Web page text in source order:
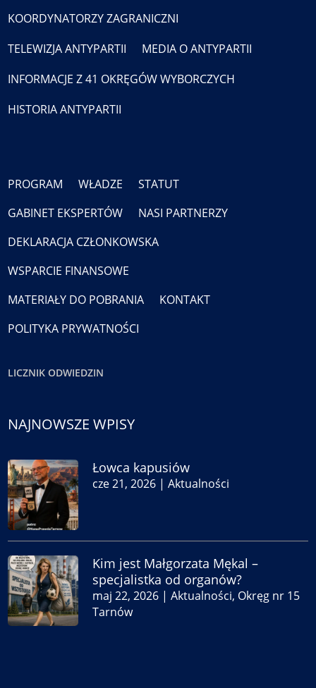
KOORDYNATORZY ZAGRANICZNI
TELEWIZJA ANTYPARTII
MEDIA O ANTYPARTII
INFORMACJE Z 41 OKRĘGÓW WYBORCZYCH
HISTORIA ANTYPARTII
PROGRAM WŁADZE
STATUT
GABINET EKSPERTÓW
NASI PARTNERZY
DEKLARACJA CZŁONKOWSKA
WSPARCIE FINANSOWE
MATERIAŁY DO POBRANIA
KONTAKT
POLITYKA PRYWATNOŚCI
LICZNIK ODWIEDZIN
NAJNOWSZE WPISY
Łowca kapusiów
cze 21, 2026 |Aktualności
Kim jest Małgorzata Mękal –
specjalistka od organów?
maj 22, 2026 |Aktualności, Okręg nr 15
Tarnów